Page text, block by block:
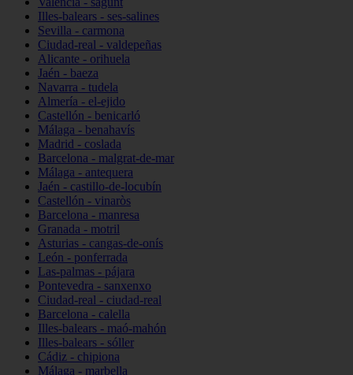
Illes-balears - ses-salines
Sevilla - carmona
Ciudad-real - valdepeñas
Alicante - orihuela
Jaén - baeza
Navarra - tudela
Almería - el-ejido
Castellón - benicarló
Málaga - benahavís
Madrid - coslada
Barcelona - malgrat-de-mar
Málaga - antequera
Jaén - castillo-de-locubín
Castellón - vinaròs
Barcelona - manresa
Granada - motril
Asturias - cangas-de-onís
León - ponferrada
Las-palmas - pájara
Pontevedra - sanxenxo
Ciudad-real - ciudad-real
Barcelona - calella
Illes-balears - maó-mahón
Illes-balears - sóller
Cádiz - chipiona
Málaga - marbella